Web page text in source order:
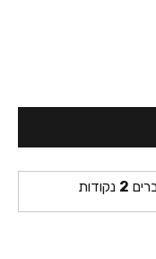
2 נקודות